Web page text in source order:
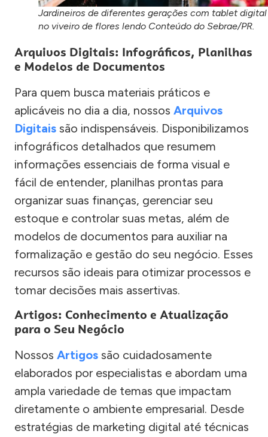
Jardineiros de diferentes gerações com tablet digital
no viveiro de flores lendo Conteúdo do Sebrae/PR.
Arquivos Digitais: Infográficos, Planilhas
e Modelos de Documentos
Para quem busca materiais práticos e
aplicáveis no dia a dia, nossos Arquivos
Digitais são indispensáveis. Disponibilizamos
infográficos detalhados que resumem
informações essenciais de forma visual e
fácil de entender, planilhas prontas para
organizar suas finanças, gerenciar seu
estoque e controlar suas metas, além de
modelos de documentos para auxiliar na
formalização e gestão do seu negócio. Esses
recursos são ideais para otimizar processos e
tomar decisões mais assertivas.
Artigos: Conhecimento e Atualização
para o Seu Negócio
Nossos Artigos são cuidadosamente
elaborados por especialistas e abordam uma
ampla variedade de temas que impactam
diretamente o ambiente empresarial. Desde
estratégias de marketing digital até técnicas